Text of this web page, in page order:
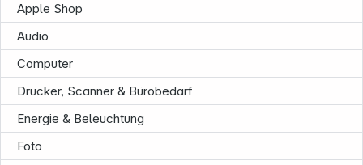
Apple Shop
Audio
Computer
Drucker, Scanner & Bürobedarf
Energie & Beleuchtung
Foto